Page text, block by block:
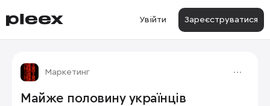
Увійти Зареєструватися
Маркетинг
Майже половину українців